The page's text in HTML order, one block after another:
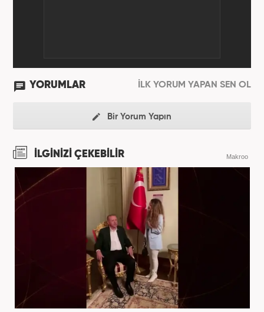
YORUMLAR İLK YORUM YAPAN SEN OL
Bir Yorum Yapın
İLGİNİZİ ÇEKEBİLİR Makroo